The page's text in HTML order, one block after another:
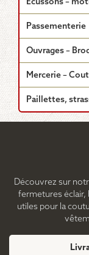
Passementerie
Ouvrages –
Mercerie –
Paillettes,
Découvrez sur
fermetures éclair,
utiles pour la